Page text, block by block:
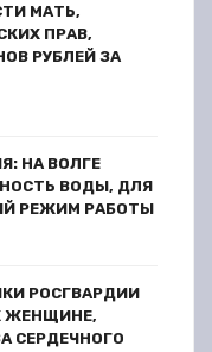
МАТЬ,
ПРАВ,
РУБЛЕЙ ЗА
НА ВОЛГЕ
ВОДЫ, ДЛЯ
РЕЖИМ РАБОТЫ
РОСГВАРДИИ
ЖЕНЩИНЕ,
СЕРДЕЧНОГО